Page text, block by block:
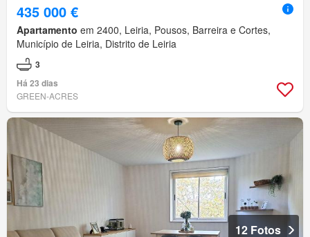
435 000 €
Apartamento em 2400, Leiria, Pousos, Barreira e Cortes,
Município de Leiria, Distrito de Leiria
3
Há 23 dias
GREEN-ACRES
12 Fotos